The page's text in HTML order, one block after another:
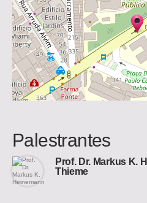
Palestrantes
Prof. Dr. Markus K.
Thieme